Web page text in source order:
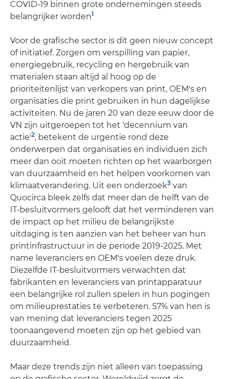
COVID-19 binnen grote ondernemingen steeds
belangrijker worden1
Voor de grafische sector is dit geen nieuw concept
of initiatief. Zorgen om verspilling van papier,
energiegebruik, recycling en hergebruik van
materialen staan altijd al hoog op de
prioriteitenlijst van verkopers van print, OEM's en
organisaties die print gebruiken in hun dagelijkse
activiteiten. Nu de jaren 20 van deze eeuw door de
VN zijn uitgeroepen tot het 'decennium van
actie'2, betekent de urgentie rond deze
onderwerpen dat organisaties en individuen zich
meer dan ooit moeten richten op het waarborgen
van duurzaamheid en het helpen voorkomen van
klimaatverandering. Uit een onderzoek3 van
Quocirca bleek zelfs dat meer dan de helft van de
IT-besluitvormers gelooft dat het verminderen van
de impact op het milieu de belangrijkste
uitdaging is ten aanzien van het beheer van hun
printinfrastructuur in de periode 2019-2025. Met
name leveranciers en OEM's voelen deze druk.
Diezelfde IT-besluitvormers verwachten dat
fabrikanten en leveranciers van printapparatuur
een belangrijke rol zullen spelen in hun pogingen
om milieuprestaties te verbeteren. 57% van hen is
van mening dat leveranciers tegen 2025
toonaangevend moeten zijn op het gebied van
duurzaamheid.
Maar deze trends zijn niet alleen van toepassing